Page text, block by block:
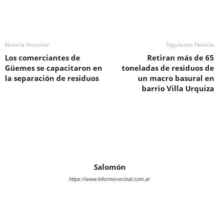
Noticia Anterior
Los comerciantes de
Güemes se capacitaron en
la separación de residuos
Siguiente Noticia
Retiran más de 65
toneladas de residuos de
un macro basural en
barrio Villa Urquiza
Salomón
https://www.informevecinal.com.ar